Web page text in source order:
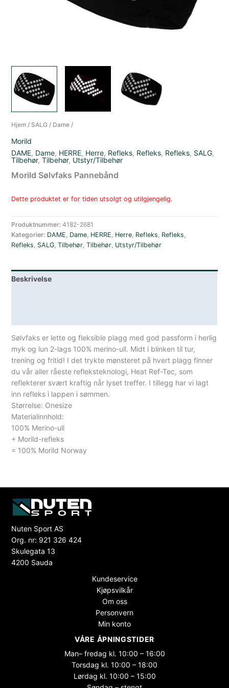
Hjem / SALG / Dame /
Morild
DAME, Dame, HERRE, Herre, Refleks, Refleks, Refleks, SALG,
Tilbehør,Tilbehør, Utstyr/Tilbehør
Morild Sølvfaks Pannebånd
Dette produktet er for tiden utsolgt og utilgjengelig.
Produktnummer:4182-2681
Kategorier: DAME, Dame, HERRE, Herre, Refleks, Refleks,
Refleks, SALG,Tilbehør,Tilbehør, Utstyr/Tilbehør
Beskrivelse
Sølvfaks er lette og fleksible plagg med god passform i herlig
myk og lun 2-lags 100% merino-ull. Midt i blinken til tur,
trening og fritid! I det trykte mønsteret på hvert plagg finner
du vår aller råeste refleksteknologi, Heat Ref-Tec, som
reflekterer svært kraftig når lyset treffer. I tillegg har vi lagt
inn refleks i lappen i sømmen.
Størrelse: Onesize
Materialinnhold:
100% Merino-ull
+ Morild-refleks
= 100% Morild Norway
Nuten Sport AS
Org. nr: 921 326 424
Skulegata 13
4200 Sauda
Kundeservice
Kjøpsvilkår
Om oss
Personvern
Min konto
VÅRE ÅPNINGSTIDER
Man– fredag kl. 10:00 – 16:00
Torsdag kl. 10:00 – 18:00
Lørdag kl. 10:00 – 15:00